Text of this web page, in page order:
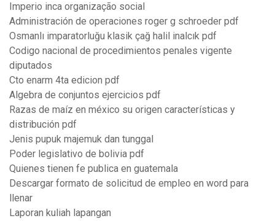
Imperio inca organização social
Administración de operaciones roger g schroeder pdf
Osmanlı imparatorluğu klasik çağ halil inalcık pdf
Codigo nacional de procedimientos penales vigente
diputados
Cto enarm 4ta edicion pdf
Algebra de conjuntos ejercicios pdf
Razas de maíz en méxico su origen características y
distribución pdf
Jenis pupuk majemuk dan tunggal
Poder legislativo de bolivia pdf
Quienes tienen fe publica en guatemala
Descargar formato de solicitud de empleo en word para
llenar
Laporan kuliah lapangan